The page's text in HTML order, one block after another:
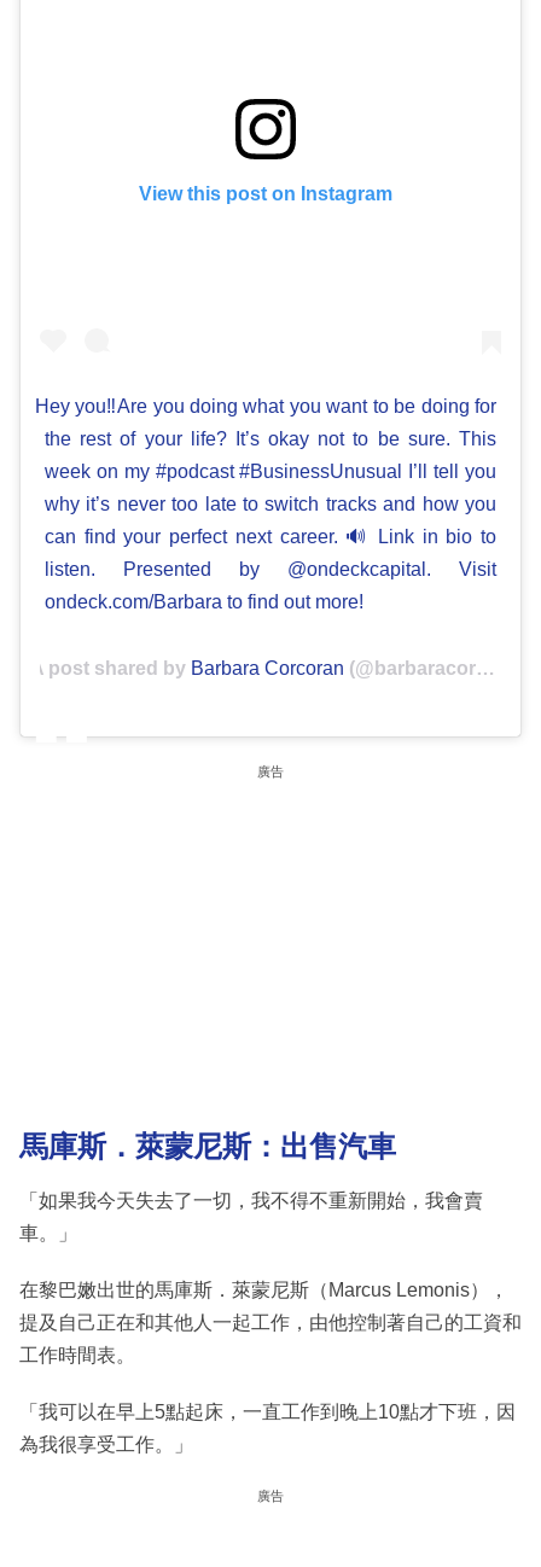
View this post on Instagram
Hey you‼️Are you doing what you want to be doing for
the rest of your life? It’s okay not to be sure. This
week on my #podcast #BusinessUnusual I’ll tell you
why it’s never too late to switch tracks and how you
can find your perfect next career. 🔊 Link in bio to
listen. Presented by @ondeckcapital. Visit
ondeck.com/Barbara to find out more!
A post shared by Barbara Corcoran (@barbaracorcoran) on
廣告
馬庫斯．萊蒙尼斯：出售汽車
「如果我今天失去了一切，我不得不重新開始，我會賣
車。」
在黎巴嫩出世的馬庫斯．萊蒙尼斯（Marcus Lemonis），
提及自己正在和其他人一起工作，由他控制著自己的工資和
工作時間表。
「我可以在早上5點起床，一直工作到晚上10點才下班，因
為我很享受工作。」
廣告